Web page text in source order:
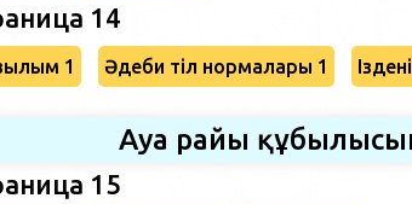
14
1 Әдеби тіл нормалары 1
Ауа райы
15